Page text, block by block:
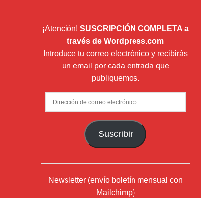
¡Atención! SUSCRIPCIÓN COMPLETA a
través de Wordpress.com
Introduce tu correo electrónico y recibirás
un email por cada entrada que
publiquemos.
Dirección
de
Suscribir
Newsletter (envío boletín mensual con
Mailchimp)